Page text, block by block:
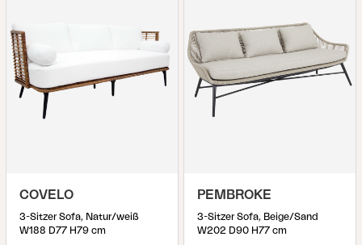
COVELO
3-Sitzer Sofa, Natur/weiß
W188 D77 H79 cm
PEMBROKE
3-Sitzer Sofa, Beige/Sand
W202 D90 H77 cm